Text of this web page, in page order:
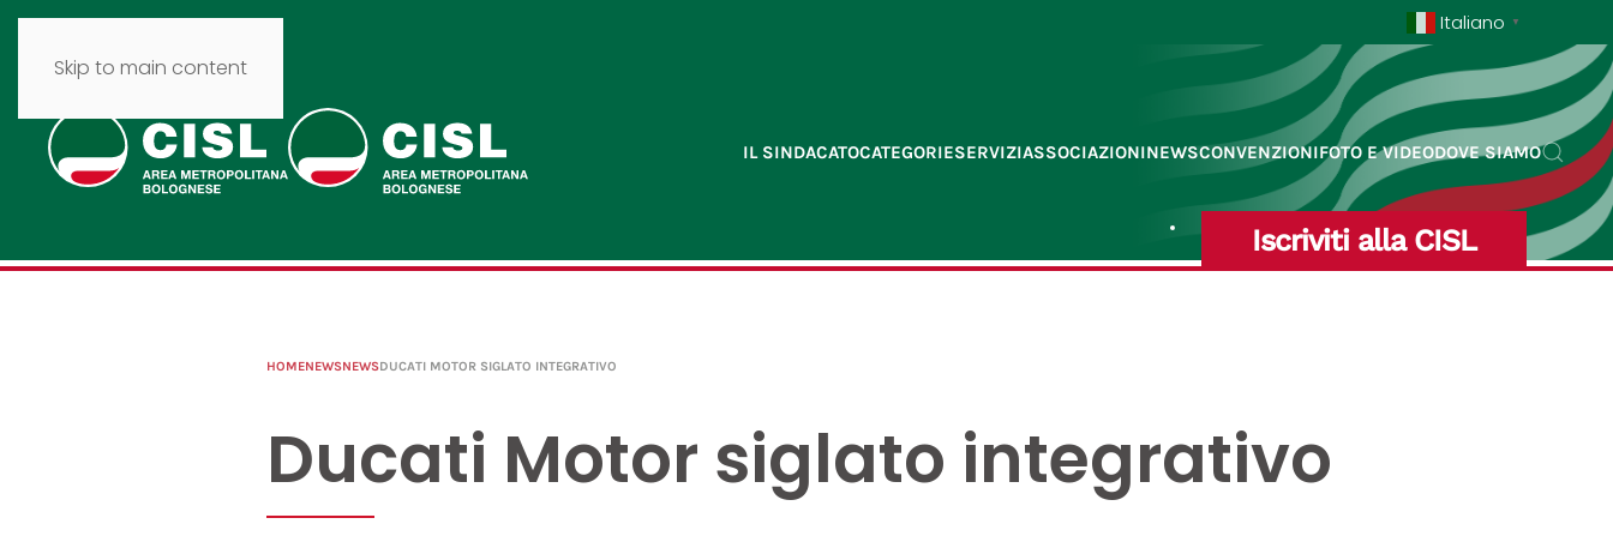
Skip to main content
Italiano ▼
IL SINDACATOCATEGORIESERVIZIASSOCIAZIONINEWSCONVENZIONIFOTO E VIDEODOVE SIAMO
Iscriviti alla CISL
HOMENEWSNEWSDUCATI MOTOR SIGLATO INTEGRATIVO
Ducati Motor siglato integrativo